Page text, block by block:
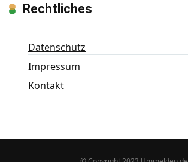
Rechtliches
Datenschutz
Impressum
Kontakt